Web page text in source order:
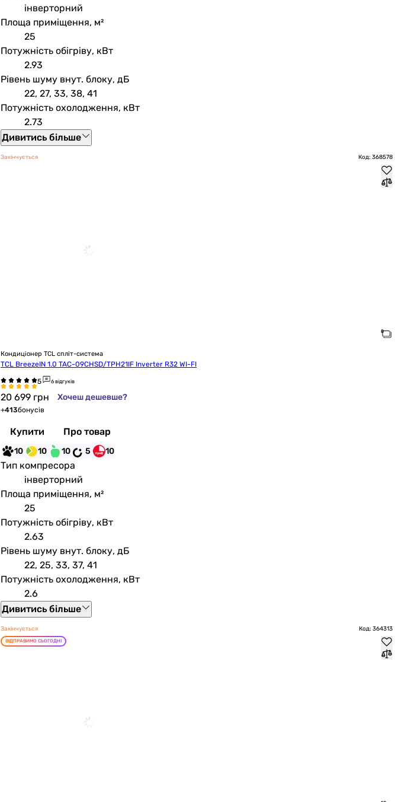
інверторний
Площа приміщення, м²
25
Потужність обігріву, кВт
2.93
Рівень шуму внут. блоку, дБ
22, 27, 33, 38, 41
Потужність охолодження, кВт
2.73
Дивитись більше
Закінчується Код: 368578
Кондиціонер TCL спліт-система
TCL BreezeIN 1.0 TAC-09CHSD/TPH21IF Inverter R32 WI-FI
6 відгуків
20 699 грн Хочеш дешевше?
+413бонусів
Купити Про товар
10 10 10 5 10
Тип компресора
інверторний
Площа приміщення, м²
25
Потужність обігріву, кВт
2.63
Рівень шуму внут. блоку, дБ
22, 25, 33, 37, 41
Потужність охолодження, кВт
2.6
Дивитись більше
Закінчується Код: 364313
ВІДПРАВИМО СЬОГОДНІ